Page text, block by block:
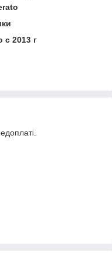
с 2013 г